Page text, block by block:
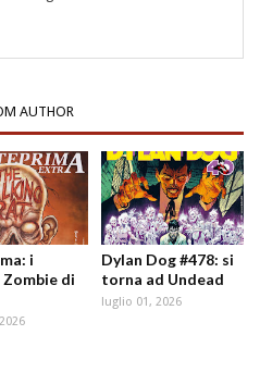
AUTHOR
i
di
Dylan Dog #478: si
torna ad Undead
luglio 01, 2026